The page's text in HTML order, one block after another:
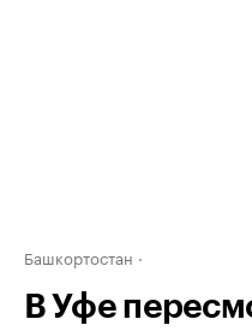
Башкортостан
В Уфе